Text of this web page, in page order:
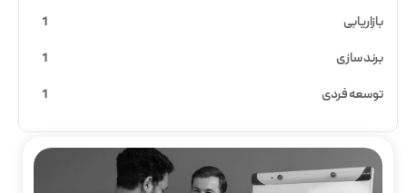
بازاریابی
1
برند سازی
1
توسعه فردی
1